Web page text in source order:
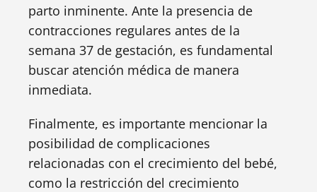
parto inminente. Ante la presencia de
contracciones regulares antes de la
semana 37 de gestación, es fundamental
buscar atención médica de manera
inmediata.
Finalmente, es importante mencionar la
posibilidad de complicaciones
relacionadas con el crecimiento del bebé,
como la restricción del crecimiento